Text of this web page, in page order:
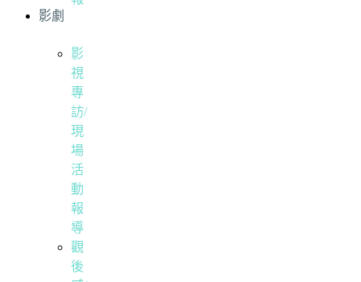
影劇
影
視
專
訪/
現
場
活
動
報
導
觀
後